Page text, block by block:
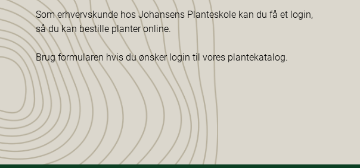
Som erhvervskunde hos Johansens Planteskole kan du få et login,
så du kan bestille planter online.
Brug formularen hvis du ønsker login til vores plantekatalog.